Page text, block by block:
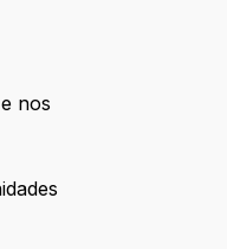
nos